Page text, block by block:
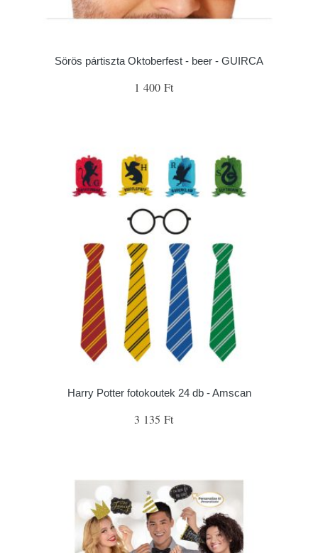
Sörös pártiszta Oktoberfest - beer - GUIRCA
1 400 Ft
Harry Potter fotokoutek 24 db - Amscan
3 135 Ft